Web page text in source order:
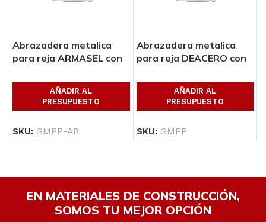
Abrazadera metalica
para reja ARMASEL con
AÑADIR AL
PRESUPUESTO
SKU: GMPP-AR
Abrazadera metalica
para reja DEACERO con
AÑADIR AL
PRESUPUESTO
SKU: GMPP
EN MATERIALES DE CONSTRUCCIÓN,
SOMOS TU MEJOR OPCIÓN